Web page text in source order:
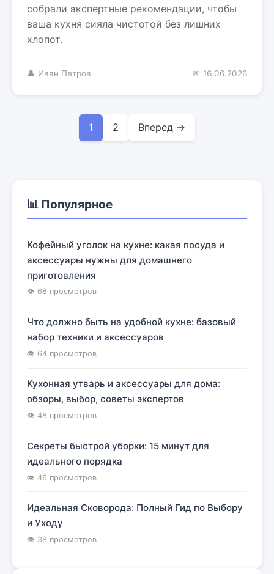
собрали экспертные рекомендации, чтобы
ваша кухня сияла чистотой без лишних
хлопот.
👤 Иван Петров 📅 16.06.2026
1 2 Вперед →
📊 Популярное
Кофейный уголок на кухне: какая посуда и
аксессуары нужны для домашнего
приготовления
👁 68 просмотров
Что должно быть на удобной кухне: базовый
набор техники и аксессуаров
👁 64 просмотров
Кухонная утварь и аксессуары для дома:
обзоры, выбор, советы экспертов
👁 48 просмотров
Секреты быстрой уборки: 15 минут для
идеального порядка
👁 46 просмотров
Идеальная Сковорода: Полный Гид по Выбору
и Уходу
👁 38 просмотров